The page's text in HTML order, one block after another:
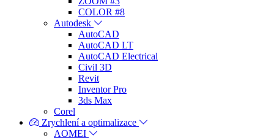
COLOR #8
Autodesk
AutoCAD
AutoCAD LT
AutoCAD Electrical
Civil 3D
Revit
Inventor Pro
3ds Max
Corel
Zrychlení a optimalizace
AOMEI